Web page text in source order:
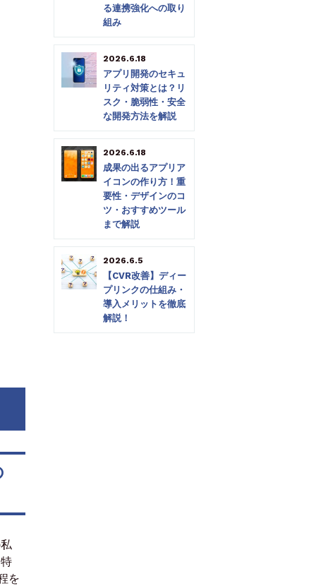
を
る連携強化への取り
組み
2026.6.18
アプリ開発のセキュ
リティ対策とは？リ
スク・脆弱性・安全
な開発方法を解説
2026.6.18
成果の出るアプリア
イコンの作り方！重
要性・デザインのコ
ツ・おすすめツール
まで解説
2026.6.5
【CVR改善】ディー
プリンクの仕組み・
導入メリットを徹底
解説！